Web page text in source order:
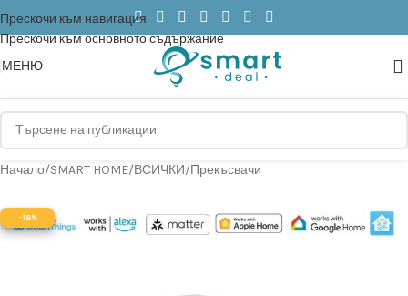
Прескочи към навигация
Прескочи към основното съдържание
МЕНЮ
Начало/SMART HOME/ВСИЧКИ/Прекъсвачи
-18%